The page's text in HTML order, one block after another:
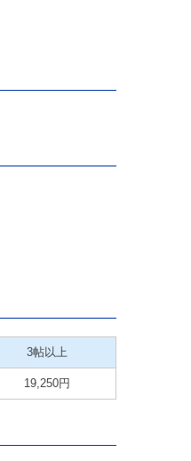
3帖以上
19,250円